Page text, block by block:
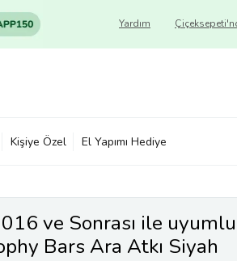
Yardım
Kişiye Özel El Yapımı Hediye
ve Sonrası ile uyumlu
Bars Ara Atkı Siyah